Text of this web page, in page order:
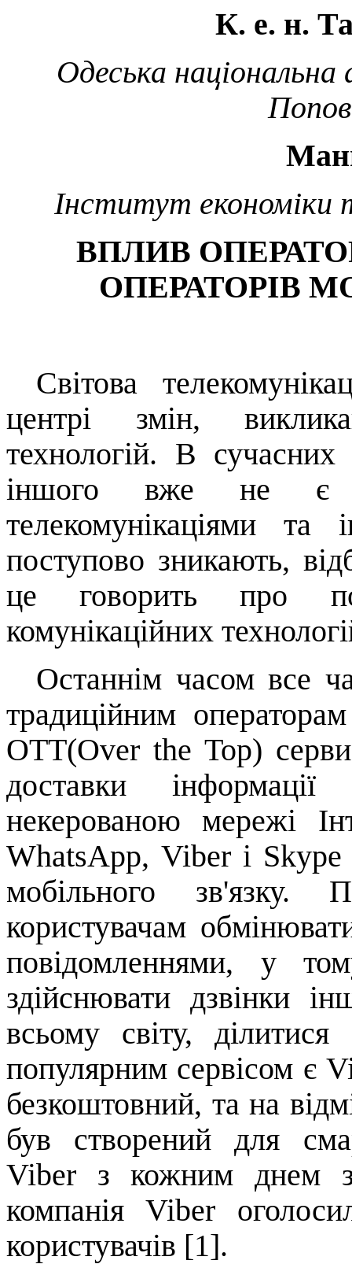
К. е. н.
Одеська національна
Інститут
ВПЛИВ
ОПЕРАТОРІВ
Світова
центрі змін,
технологій. В
іншого вже не є
телекомунікаціями та
поступово зникають,
це говорить про
комунікаційних
Останнім часом все
традиційним
OTT(Over the Top)
доставки
некерованою мережі
WhatsApp, Viberі Skype
мобільного зв'язку.
користувачам
повідомленнями, у
здійснювати дзвінки
всьому світу,
популярним сервісом є
безкоштовний, та на
був створений для
Viber з кожним днем
компанія
Viber
користувачів [1].